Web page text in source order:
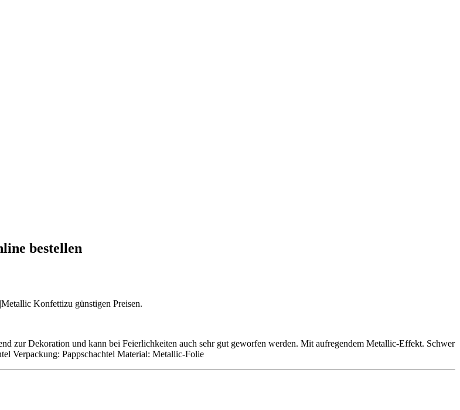
bestellen
Konfettizu günstigen Preisen.
zur Dekoration und kann bei Feierlichkeiten auch sehr gut geworfen werden. Mit aufregendem Metallic-Effekt. Schwer
Verpackung: Pappschachtel Material: Metallic-Folie